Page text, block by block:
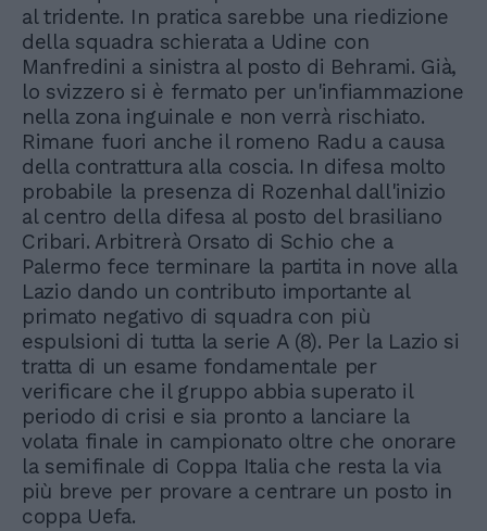
al tridente. In pratica sarebbe una riedizione
della squadra schierata a Udine con
Manfredini a sinistra al posto di Behrami. Già,
lo svizzero si è fermato per un'infiammazione
nella zona inguinale e non verrà rischiato.
Rimane fuori anche il romeno Radu a causa
della contrattura alla coscia. In difesa molto
probabile la presenza di Rozenhal dall'inizio
al centro della difesa al posto del brasiliano
Cribari. Arbitrerà Orsato di Schio che a
Palermo fece terminare la partita in nove alla
Lazio dando un contributo importante al
primato negativo di squadra con più
espulsioni di tutta la serie A (8). Per la Lazio si
tratta di un esame fondamentale per
verificare che il gruppo abbia superato il
periodo di crisi e sia pronto a lanciare la
volata finale in campionato oltre che onorare
la semifinale di Coppa Italia che resta la via
più breve per provare a centrare un posto in
coppa Uefa.